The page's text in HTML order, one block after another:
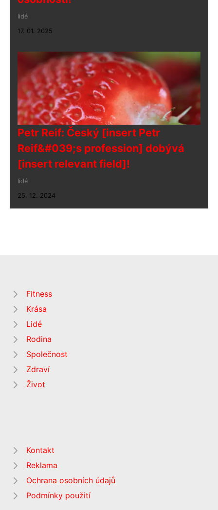
lidé
17. 01. 2025
Petr Reif: Český [insert Petr
Reif&#039;s profession] dobývá
[insert relevant field]!
lidé
25. 12. 2024
Fitness
Krása
Lidé
Rodina
Společnost
Zdraví
Život
Kontakt
Reklama
Ochrana osobních údajů
Podmínky použití